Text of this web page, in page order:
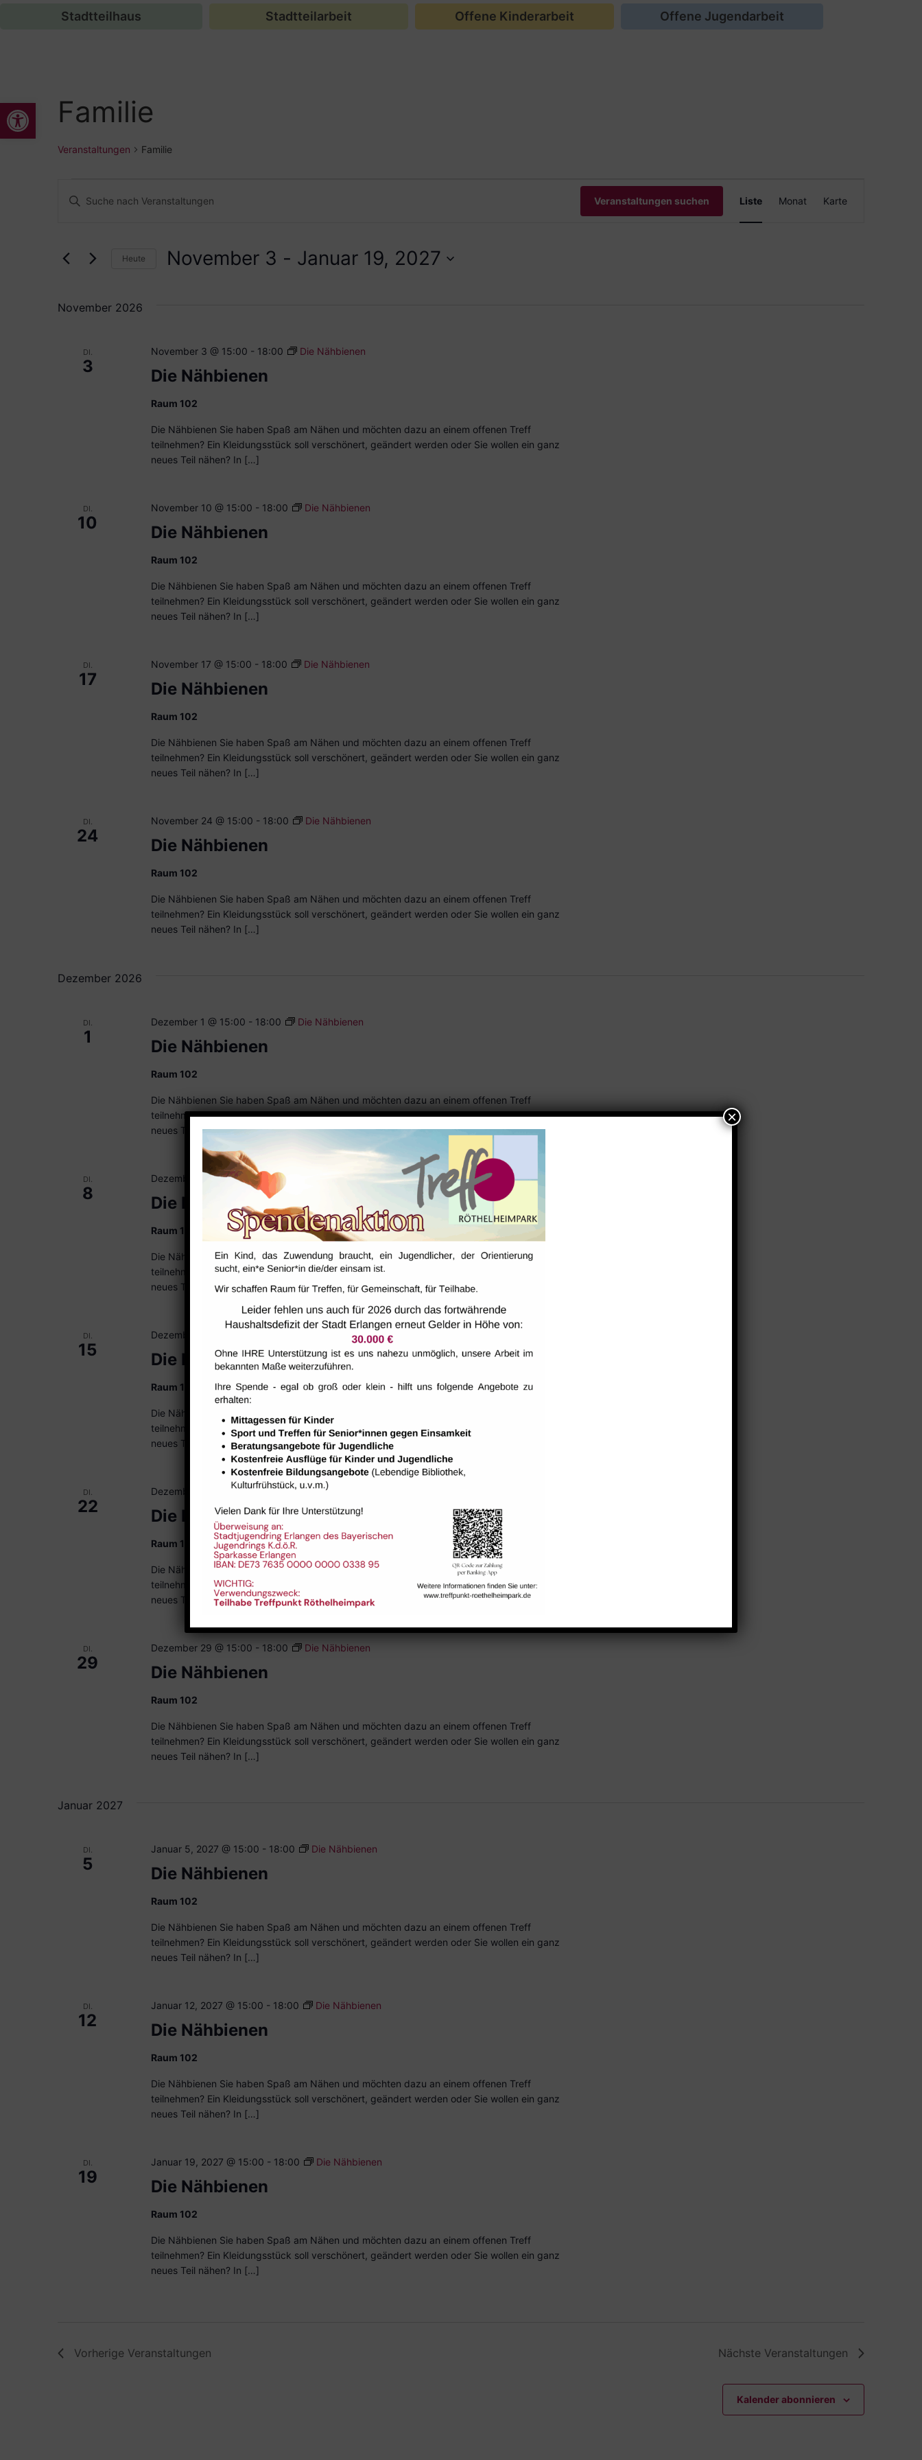
Werkzeugleiste öffnen
Stadtteilhaus Stadtteilarbeit Offene Kinderarbeit Offene Jugendarbeit
Familie
Veranstaltungen Familie
Veranstaltungen
Ansichten,
Navigation
Bitte
Schlüsselwort
Schlüsselwort.
Veranstaltungen suchen Liste Monat Karte
Heute November 3 - Januar 19, 2027
November 2026
DI.
3 Die Nähbienen
November 3 @ 15:00 - 18:00 Die Nähbienen
Raum 102
Die Nähbienen Sie haben Spaß am Nähen und möchten dazu an einem offenen Treff
teilnehmen? Ein Kleidungsstück soll verschönert, geändert werden oder Sie wollen ein ganz
neues Teil nähen? In […]
DI.
10 Die Nähbienen
November 10 @ 15:00 - 18:00 Die Nähbienen
Raum 102
Die Nähbienen Sie haben Spaß am Nähen und möchten dazu an einem offenen Treff
teilnehmen? Ein Kleidungsstück soll verschönert, geändert werden oder Sie wollen ein ganz
neues Teil nähen? In […]
DI.
17 Die Nähbienen
November 17 @ 15:00 - 18:00 Die Nähbienen
Raum 102
Die Nähbienen Sie haben Spaß am Nähen und möchten dazu an einem offenen Treff
teilnehmen? Ein Kleidungsstück soll verschönert, geändert werden oder Sie wollen ein ganz
neues Teil nähen? In […]
DI.
24 Die Nähbienen
November 24 @ 15:00 - 18:00 Die Nähbienen
Raum 102
Die Nähbienen Sie haben Spaß am Nähen und möchten dazu an einem offenen Treff
teilnehmen? Ein Kleidungsstück soll verschönert, geändert werden oder Sie wollen ein ganz
neues Teil nähen? In […]
Dezember 2026
DI.
1 Die Nähbienen
Dezember 1 @ 15:00 - 18:00 Die Nähbienen
Raum 102
Die Nähbienen Sie haben Spaß am Nähen und möchten dazu an einem offenen Treff
teilnehmen? Ein Kleidungsstück soll verschönert, geändert werden oder Sie wollen ein ganz
neues Teil nähen? In […]
DI.
8 Die Nähbienen
Dezember 8 @ 15:00 -18:00
Raum 102
Die Nähbienen Sie haben Spaß am Nähen und möchten dazu an einem offenen Treff
teilnehmen? Ein Kleidungsstück soll verschönert, geändert werden oder Sie wollen ein ganz
neues Teil nähen? In […]
DI.
15 Die Nähbienen
Dezember 15 @ 15:00 Die Nähbienen
Raum 102
Die Nähbienen Sie haben Spaß am Nähen und möchten dazu an einem offenen Treff
teilnehmen? Ein Kleidungsstück soll verschönert, geändert werden oder Sie wollen ein ganz
neues Teil nähen? In […]
DI.
22 Die Nähbienen
Dezember 22 @ 15:00-18:00 Die Nähbienen
Raum 102
Die Nähbienen Sie haben Spaß am Nähen und möchten dazu an einem offenen Treff
teilnehmen? Ein Kleidungsstück soll verschönert, geändert werden oder Sie wollen ein ganz
neues Teil nähen? In […]
DI.
29 Die Nähbienen
Dezember 29 @ 15:00 - 18:00 Die Nähbienen
Raum 102
Die Nähbienen Sie haben Spaß am Nähen und möchten dazu an einem offenen Treff
teilnehmen? Ein Kleidungsstück soll verschönert, geändert werden oder Sie wollen ein ganz
neues Teil nähen? In […]
Januar 2027
DI.
5 Die Nähbienen
Januar 5, 2027 @ 15:00 - 18:00 Die Nähbienen
Raum 102
Die Nähbienen Sie haben Spaß am Nähen und möchten dazu an einem offenen Treff
teilnehmen? Ein Kleidungsstück soll verschönert, geändert werden oder Sie wollen ein ganz
neues Teil nähen? In […]
DI.
12 Die Nähbienen
Januar 12, 2027 @ 15:00 - 18:00 Die Nähbienen
Raum 102
Die Nähbienen Sie haben Spaß am Nähen und möchten dazu an einem offenen Treff
teilnehmen? Ein Kleidungsstück soll verschönert, geändert werden oder Sie wollen ein ganz
neues Teil nähen? In […]
DI.
19 Die Nähbienen
Januar 19, 2027 @ 15:00 - 18:00 Die Nähbienen
Raum 102
Die Nähbienen Sie haben Spaß am Nähen und möchten dazu an einem offenen Treff
teilnehmen? Ein Kleidungsstück soll verschönert, geändert werden oder Sie wollen ein ganz
neues Teil nähen? In […]
Vorherige Veranstaltungen Nächste Veranstaltungen
Kalender abonnieren